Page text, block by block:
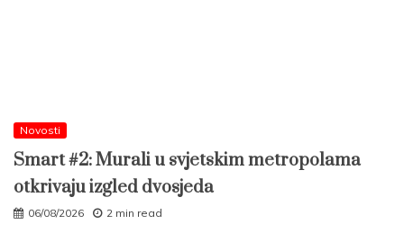
Novosti
Smart #2: Murali u svjetskim metropolama
otkrivaju izgled dvosjeda
06/08/2026 2 min read